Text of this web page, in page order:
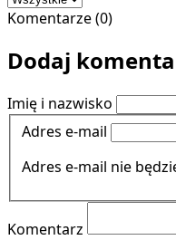
Komentarze (0)
Dodaj
Imię i nazwisko
Adres e-mail
Adres e-mail nie
Komentarz